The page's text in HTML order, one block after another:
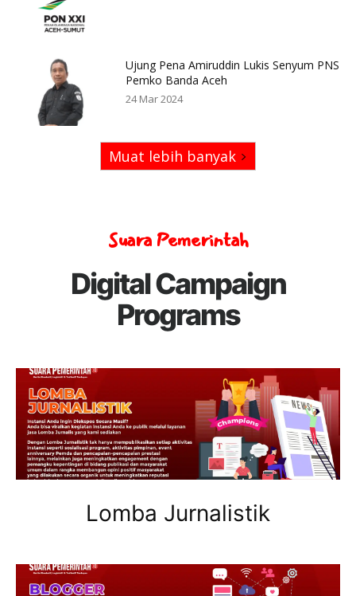
Ujung Pena Amiruddin Lukis Senyum PNS
Pemko Banda Aceh
24 Mar 2024
Muat lebih banyak
Suara Pemerintah
Digital Campaign
Programs
Lomba Jurnalistik